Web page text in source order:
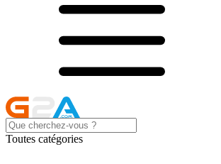
Toutes catégories